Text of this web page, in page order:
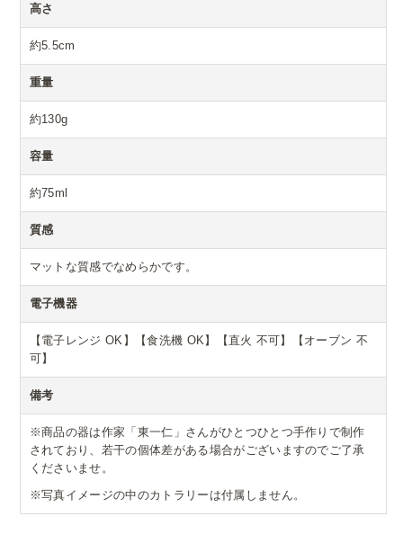
高さ
約5.5cm
重量
約130g
容量
約75ml
質感
マットな質感でなめらかです。
電子機器
【電子レンジ OK】【食洗機 OK】【直火 不可】【オーブン 不
可】
備考
※商品の器は作家「東一仁」さんがひとつひとつ手作りで制作
されており、若干の個体差がある場合がございますのでご了承
くださいませ。
※写真イメージの中のカトラリーは付属しません。